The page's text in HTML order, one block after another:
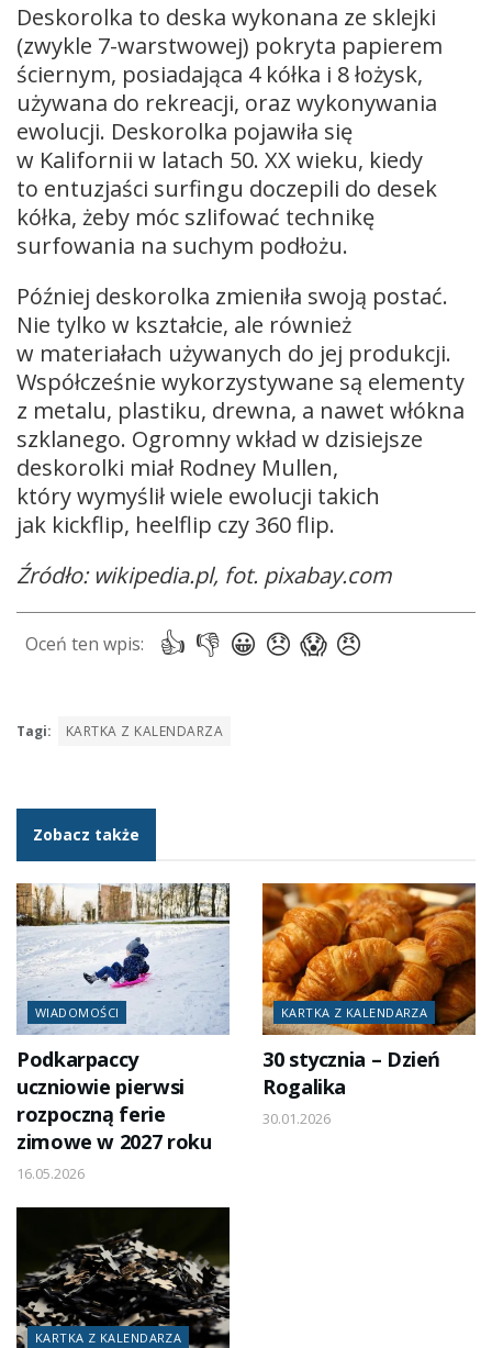
Deskorolka to deska wykonana ze sklejki
(zwykle 7-warstwowej) pokryta papierem
ściernym, posiadająca 4 kółka i 8 łożysk,
używana do rekreacji, oraz wykonywania
ewolucji. Deskorolka pojawiła się
w Kalifornii w latach 50. XX wieku, kiedy
to entuzjaści surfingu doczepili do desek
kółka, żeby móc szlifować technikę
surfowania na suchym podłożu.
Później deskorolka zmieniła swoją postać.
Nie tylko w kształcie, ale również
w materiałach używanych do jej produkcji.
Współcześnie wykorzystywane są elementy
z metalu, plastiku, drewna, a nawet włókna
szklanego. Ogromny wkład w dzisiejsze
deskorolki miał Rodney Mullen,
który wymyślił wiele ewolucji takich
jak kickflip, heelflip czy 360 flip.
Źródło: wikipedia.pl, fot. pixabay.com
Tagi: KARTKA Z KALENDARZA
Zobacz także
WIADOMOŚCI
Podkarpaccy
uczniowie pierwsi
rozpoczną ferie
zimowe w 2027 roku
16.05.2026
KARTKA Z KALENDARZA
30 stycznia – Dzień
Rogalika
30.01.2026
KARTKA Z KALENDARZA